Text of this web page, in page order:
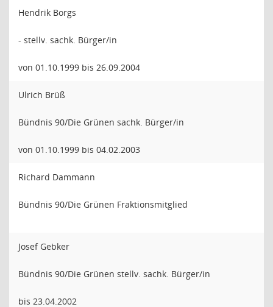
Hendrik Borgs
- stellv. sachk. Bürger/in
von 01.10.1999 bis 26.09.2004
Ulrich Brüß
Bündnis 90/Die Grünen sachk. Bürger/in
von 01.10.1999 bis 04.02.2003
Richard Dammann
Bündnis 90/Die Grünen Fraktionsmitglied
Josef Gebker
Bündnis 90/Die Grünen stellv. sachk. Bürger/in
bis 23.04.2002